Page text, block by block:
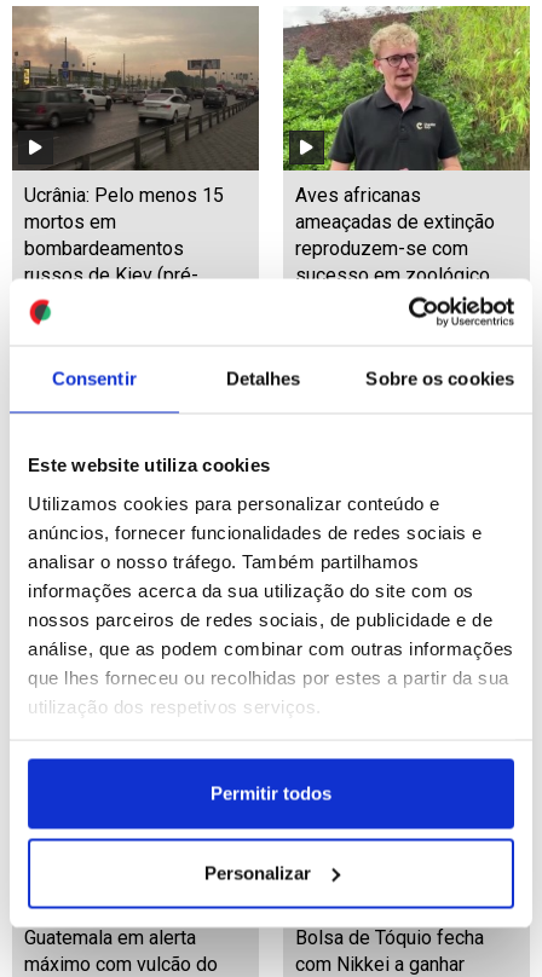
Consentir Detalhes Sobre os cookies
Este website utiliza cookies
Utilizamos cookies para personalizar conteúdo e
anúncios, fornecer funcionalidades de redes sociais e
analisar o nosso tráfego. Também partilhamos
informações acerca da sua utilização do site com os
nossos parceiros de redes sociais, de publicidade e de
análise, que as podem combinar com outras informações
que lhes forneceu ou recolhidas por estes a partir da sua
utilização dos respetivos serviços.
Permitir todos
Personalizar
Ucrânia: Pelo menos 15
mortos em
bombardeamentos
russos de Kiev (pré-
editado 2)
Aves africanas
ameaçadas de extinção
reproduzem-se com
sucesso em zoológico
Irão: Estreito de Ormuz
vai reabrir "muito em
breve" - Trump
ID: 47566521 Date: 05/08/2026 09:30
Ucrânia: Pelo menos 15
mortos em
bombardeamentos
russos de Kiev
ID: 47566477
Guatemala em alerta
máximo com vulcão do
Bolsa de Tóquio fecha
com Nikkei a ganhar